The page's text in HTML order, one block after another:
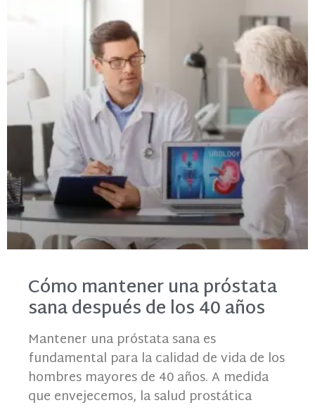
Cómo mantener una próstata
sana después de los 40 años
Mantener una próstata sana es
fundamental para la calidad de vida de los
hombres mayores de 40 años. A medida
que envejecemos, la salud prostática